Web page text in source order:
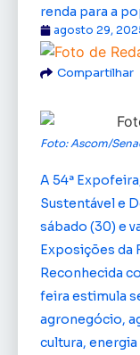
renda para a
agosto 29,
Compartilhar
Foto: Ascom/
A 54ª
Sustentável e
sábado (30) e
Exposições da
Reconhecida
feira estimula
agronegócio,
cultura,